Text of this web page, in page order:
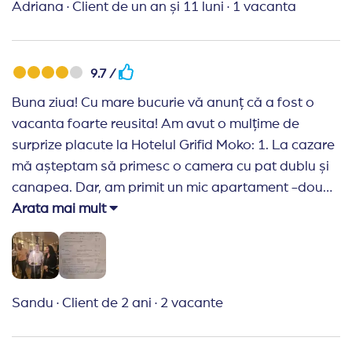
aleg și pentru următoarea vacanta agenția Travel
Planner. Vă mulțumesc!
colaborat împreună. Serioși și preturi bune.
Adriana · Client de un an și 11 luni · 1 vacanta
9.7 /
Buna ziua! Cu mare bucurie vă anunț că a fost o
vacanta foarte reusita! Am avut o mulțime de
surprize placute la Hotelul Grifid Moko: 1. La cazare
mă așteptam să primesc o camera cu pat dublu și
canapea. Dar, am primit un mic apartament -doua
camere legate între ele cu bai proprii și terasă. Atât
camerele cât și băile sunt foarte frumoase,
renovate de curând. 2. În fiecare zi, ni s-a făcut
curățenie în camere și ni s-au schimbat prosoapele.
diversificata dar pentru noi a fost suficient și totul
Arata mai mult
Sandu · Client de 2 ani · 2 vacante